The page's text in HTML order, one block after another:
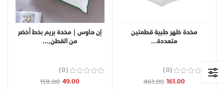
مخدة ظهر طبية قطعتين
متعددة...
0
161.00
461.00
إن هاوس | مخدة بريم بخط أخضر
من القطن,...
0
49.00
159.00